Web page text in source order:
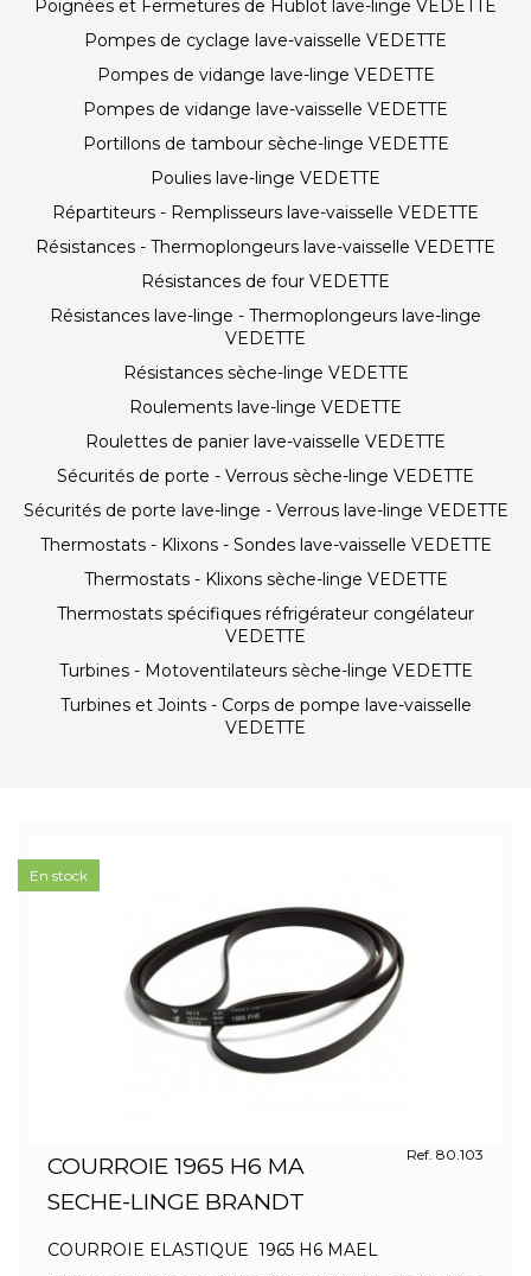
Poignées et Fermetures de Hublot lave-linge VEDETTE
Pompes de cyclage lave-vaisselle VEDETTE
Pompes de vidange lave-linge VEDETTE
Pompes de vidange lave-vaisselle VEDETTE
Portillons de tambour sèche-linge VEDETTE
Poulies lave-linge VEDETTE
Répartiteurs - Remplisseurs lave-vaisselle VEDETTE
Résistances - Thermoplongeurs lave-vaisselle VEDETTE
Résistances de four VEDETTE
Résistances lave-linge - Thermoplongeurs lave-linge
VEDETTE
Résistances sèche-linge VEDETTE
Roulements lave-linge VEDETTE
Roulettes de panier lave-vaisselle VEDETTE
Sécurités de porte - Verrous sèche-linge VEDETTE
Sécurités de porte lave-linge - Verrous lave-linge VEDETTE
Thermostats - Klixons - Sondes lave-vaisselle VEDETTE
Thermostats - Klixons sèche-linge VEDETTE
Thermostats spécifiques réfrigérateur congélateur
VEDETTE
Turbines - Motoventilateurs sèche-linge VEDETTE
Turbines et Joints - Corps de pompe lave-vaisselle
VEDETTE
COURROIE 1965 H6 MA
SECHE-LINGE BRANDT
Ref. 80.103
COURROIE ELASTIQUE 1965 H6 MAEL
En stock